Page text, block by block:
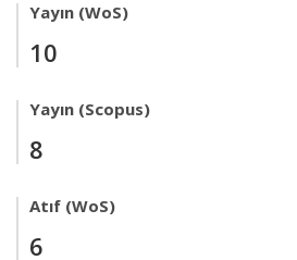
Yayın (WoS)
10
Yayın (Scopus)
8
Atıf (WoS)
6